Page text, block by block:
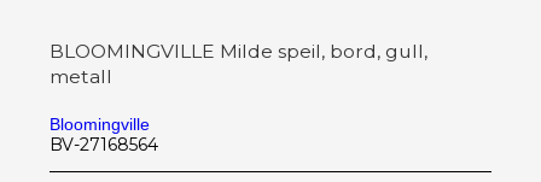
BLOOMINGVILLE Milde speil, bord, gull,
metall
Bloomingville
BV-27168564